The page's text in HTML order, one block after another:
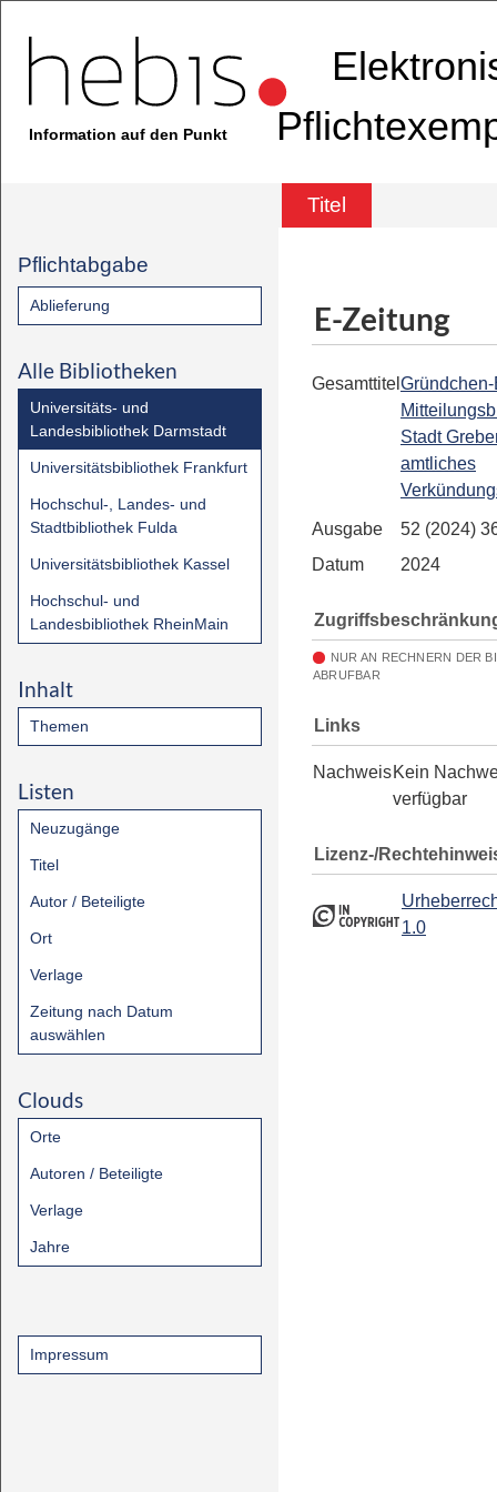
Information auf den Punkt
Titel
Pflichtabgabe
Ablieferung
Alle Bibliotheken
Universitäts- und
Landesbibliothek Darmstadt
Universitätsbibliothek Frankfurt
Hochschul-, Landes- und
Stadtbibliothek Fulda
Universitätsbibliothek Kassel
Hochschul- und
Landesbibliothek RheinMain
Inhalt
Themen
Listen
Neuzugänge
Titel
Autor / Beteiligte
Ort
Verlage
Zeitung nach Datum
auswählen
Clouds
Orte
Autoren / Beteiligte
Verlage
Jahre
Impressum
E-Zeitung
Gesamttitel
Stadt
amtliches
Ausgabe
52 (2024)
Datum
2024
NUR AN RECHNERN DER
ABRUFBAR
Links
NachweisKein
verfügbar
Lizenz-/
1.0